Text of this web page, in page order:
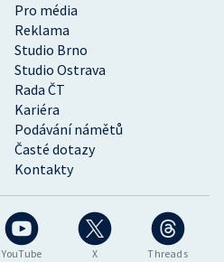
YouTube X Threads
Pro média
Reklama
Studio Brno
Studio Ostrava
Rada ČT
Kariéra
Podávání námětů
Časté dotazy
Kontakty